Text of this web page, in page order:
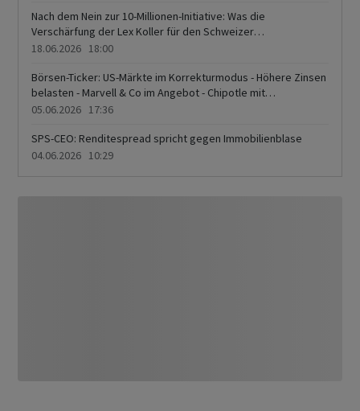
Nach dem Nein zur 10-Millionen-Initiative: Was die
Verschärfung der Lex Koller für den Schweizer
Immobilienmarkt bedeutet
18.06.2026 18:00
Börsen-Ticker: US-Märkte im Korrekturmodus - Höhere Zinsen
belasten - Marvell & Co im Angebot - Chipotle mit
Kursgewinnen
05.06.2026 17:36
SPS-CEO: Renditespread spricht gegen Immobilienblase
04.06.2026 10:29